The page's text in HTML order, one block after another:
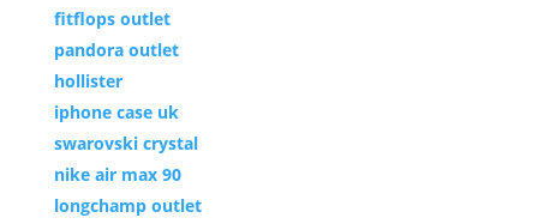
fitflops outlet
pandora outlet
hollister
iphone case uk
swarovski crystal
nike air max 90
longchamp outlet